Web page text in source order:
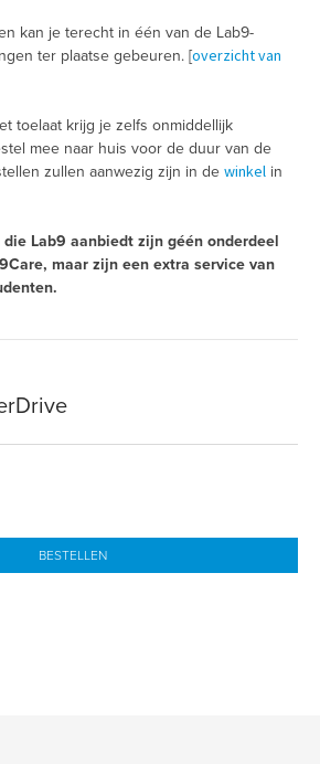
kan je terecht in één van de Lab9-
ter plaatse gebeuren. [overzicht van
toelaat krijg je zelfs onmiddellijk
mee naar huis voor de duur van de
zullen aanwezig zijn in de winkel in
Lab9 aanbiedt zijn géén onderdeel
maar zijn een extra service van
BESTELLEN